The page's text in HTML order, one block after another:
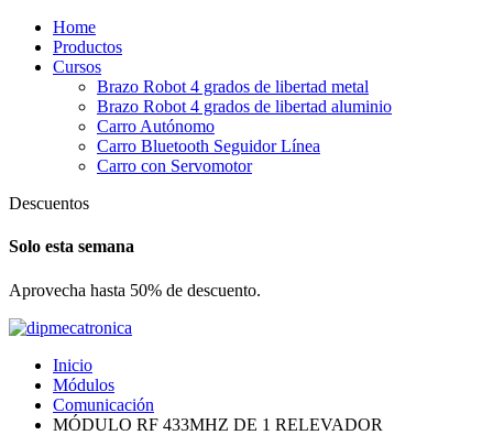
Home
Productos
Cursos
Brazo Robot 4 grados de libertad metal
Brazo Robot 4 grados de libertad aluminio
Carro Autónomo
Carro Bluetooth Seguidor Línea
Carro con Servomotor
Descuentos
Solo esta semana
Aprovecha hasta 50% de descuento.
Inicio
Módulos
Comunicación
MÓDULO RF 433MHZ DE 1 RELEVADOR